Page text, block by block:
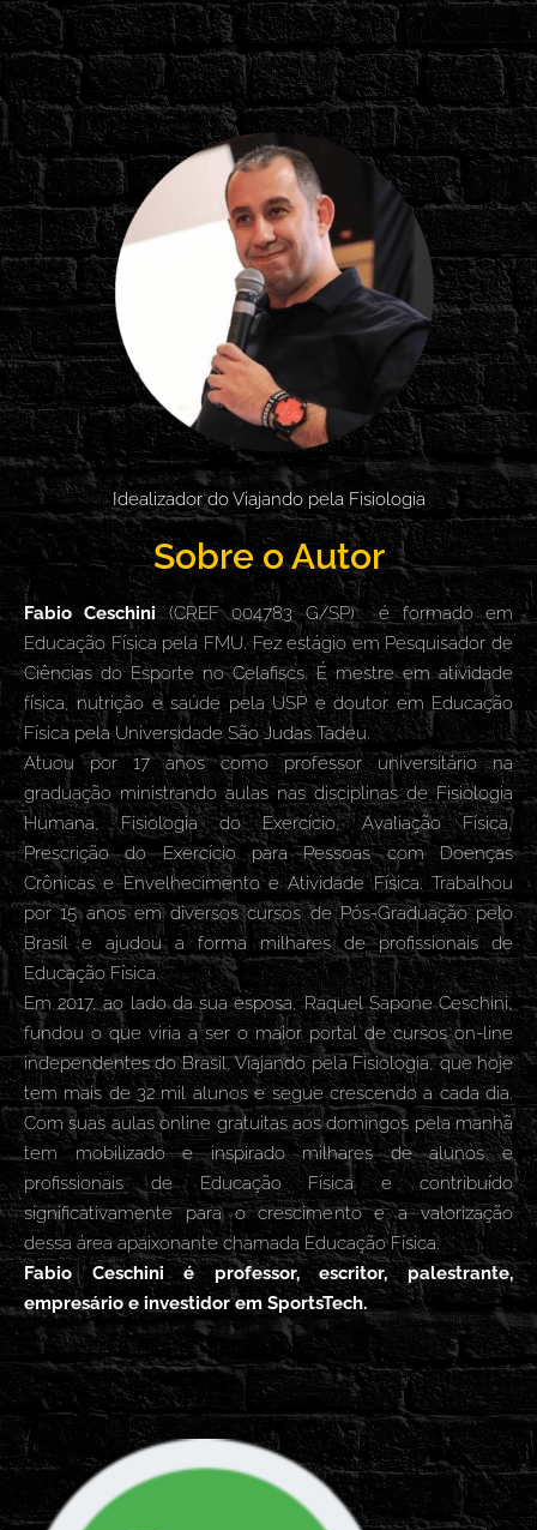
Idealizador do Viajando pela Fisiologia
Sobre o Autor
Fabio Ceschini(CREF 004783 G/SP) é formado em
Educação Física pela FMU. Fez estágio em Pesquisador de
Ciências do Esporte no Celafiscs. É mestre em atividade
física, nutrição e saúde pela USP e doutor em Educação
Física pela Universidade São Judas Tadeu.
Atuou por 17 anos como professor universitário na
graduação ministrando aulas nas disciplinas de Fisiologia
Humana, Fisiologia do Exercício, Avaliação Física,
Prescrição do Exercício para Pessoas com Doenças
Crônicas e Envelhecimento e Atividade Física. Trabalhou
por 15 anos em diversos cursos de Pós-Graduação pelo
Brasil e ajudou a forma milhares de profissionais de
Educação Física.
Em 2017, ao lado da sua esposa, Raquel Sapone Ceschini,
fundou o que viria a ser o maior portal de cursos on-line
independentes do Brasil, Viajando pela Fisiologia, que hoje
tem mais de 32 mil alunos e segue crescendo a cada dia.
Com suas aulas online gratuitas aos domingos pela manhã
tem mobilizado e inspirado milhares de alunos e
profissionais de Educação Física e contribuído
significativamente para o crescimento e a valorização
dessa área apaixonante chamada Educação Física.
Fabio Ceschini é professor, escritor, palestrante,
empresário e investidor em SportsTech.